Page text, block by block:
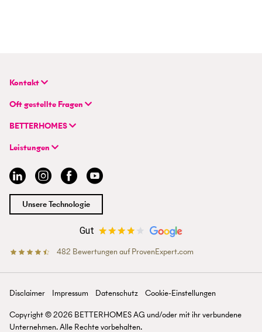
Kontakt
BETTERHOMES Real GmbH
Hauptsitz
Wienerbergstraße 7 / D 2.OG
info@betterhomes.at
Oft gestellte Fragen
FAQ | Immobilie verkaufen/vermieten
FAQ | Einstieg für Maklerprofis
BETTERHOMES
Unternehmen
Hybrides Maklermodell
BETTERHOMES-Erfahrungen
Management
Jobs
Standorte
Presse
Leistungen
Immobilie suchen
Immobilie verkaufen/vermieten
Immobilien-Ratgeber
Immobilienmakler/-in werden
Unsere Technologie
Gut
482 Bewertungen auf ProvenExpert.com
Disclaimer Impressum Datenschutz
Cookie-Einstellungen
Copyright ©2026 BETTERHOMES AG und/oder mit ihr verbun­dene
Unter­nehmen. Alle Rechte vor­behalten.